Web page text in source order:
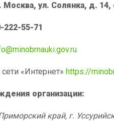
Москва, ул. Солянка, д. 14,
222-55-71
«Интернет» https://
организации:
край, г.